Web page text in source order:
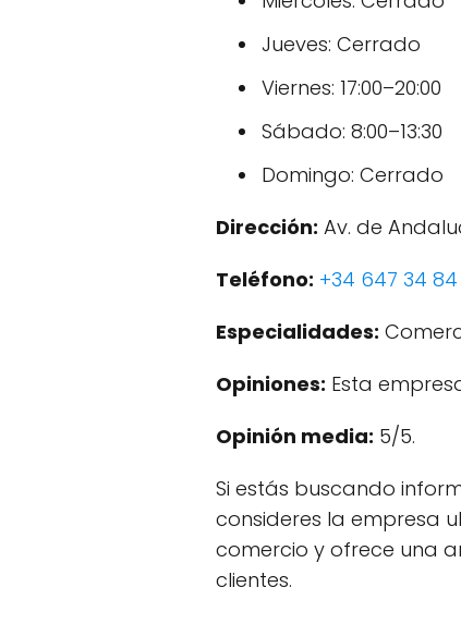
Jueves: Cerrado
Viernes: 17:00–20:00
Sábado: 8:00–13:30
Domingo: Cerrado
Dirección: Av. de
Teléfono: +34 647 34
Especialidades:
Opiniones: Esta
Opinión media: 5/5.
Si estás buscando
consideres la empresa
comercio y ofrece una
clientes.